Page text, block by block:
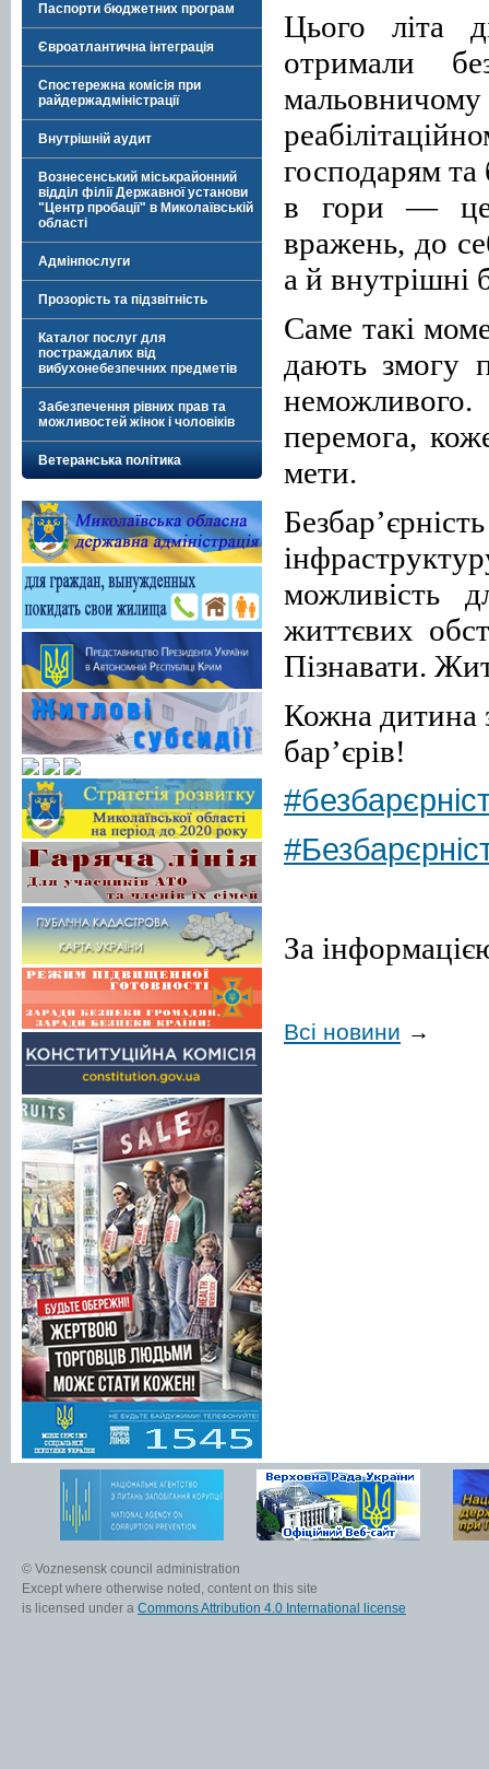
Паспорти бюджетних програм
Євроатлантична інтеграція
Спостережна комісія при
райдержадміністрації
Внутрішній аудит
Вознесенський міськрайонний
відділ філії Державної установи
"Центр пробації" в Миколаївській
області
Адмінпослуги
Прозорість та підзвітність
Каталог послуг для
постраждалих від
вибухонебезпечних предметів
Забезпечення рівних прав та
можливостей жінок і чоловіків
Ветеранська політика
Цього літа
отримали
господарям та
в гори — це
вражень, до
а й внутрішні
Саме такі
дають змогу
перемога,
мети.
можливість
життєвих
Пізнавати.
Кожна дитина
бар’єрів!
За
Всі новини →
© Voznesensk council administration
Except where otherwise noted, content on this site
is licensed under a Commons Attribution 4.0 International license